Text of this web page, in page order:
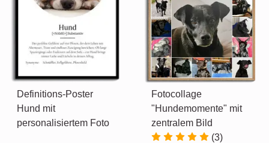
Definitions-Poster
Hund mit
personalisiertem Foto
Fotocollage
"Hundemomente" mit
zentralem Bild
(3)